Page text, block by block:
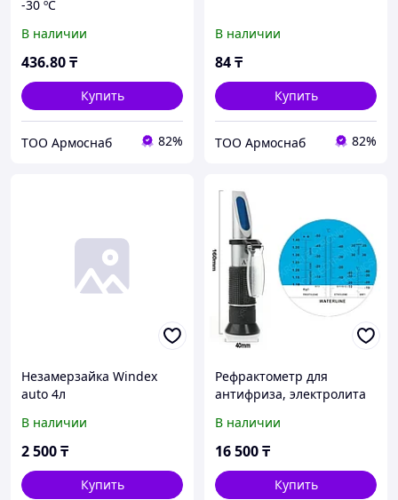
-30 ºС
В наличии
436.80₸
Купить
ТОО Армоснаб 82%
В наличии
84₸
Купить
ТОО Армоснаб 82%
Незамерзайка Windex
auto 4л
В наличии
2 500₸
Купить
Рефрактометр для
антифриза, электролита
В наличии
16 500₸
Купить